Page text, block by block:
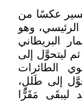
عكسًا من
وهو
البريطاني
ليتحوَّل إلى
الطائرات
إلى طَللٍ،
مَقَرًّا